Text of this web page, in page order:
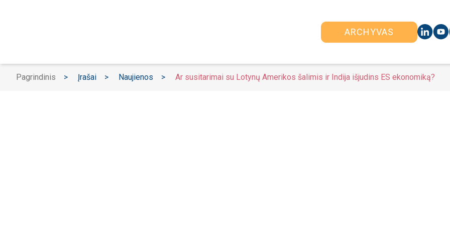
ARCHYVAS
Pagrindinis > Įrašai > Naujienos > Ar susitarimai su Lotynų Amerikos šalimis ir Indija išjudins ES ekonomiką?